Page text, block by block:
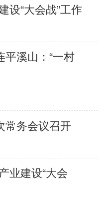
设“大会战”工作
平溪山：“一村
常务会议召开
业建设“大会